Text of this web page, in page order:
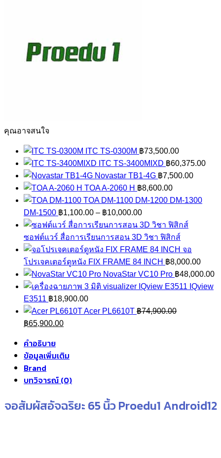
คุณอาจสนใจ
ITC TS-0300M ฿73,500.00
ITC TS-3400MIXD ฿60,375.00
Novastar TB1-4G ฿7,500.00
TOA A-2060 H ฿8,600.00
TOA DM-1100 DM-1200 DM-1300
DM-1500 ฿1,100.00 – ฿10,000.00Price
range:
฿1,100.00
through
฿10,000.00
ซอฟต์แวร์ สื่อการเรียนการสอน 3D วิชา ฟิสิกส์
จอ
โปรเจคเตอร์ดูหนัง FIX FRAME 84 INCH ฿8,000.00
NovaStar VC10 Pro ฿48,000.00
IQview
E3511 ฿18,900.00
Acer PL6610T ฿74,900.00
Original
was:
฿74,900.00.
฿65,900.00Current
฿65,900.00.
คำอธิบาย
ข้อมูลเพิ่มเติม
Brand
บทวิจารณ์ (0)
จอสัมผัสอัจฉริยะ 65 นิ้ว Proedu1 Android12